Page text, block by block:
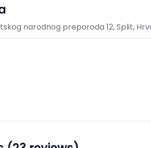
narodnog preporoda 12, Split,